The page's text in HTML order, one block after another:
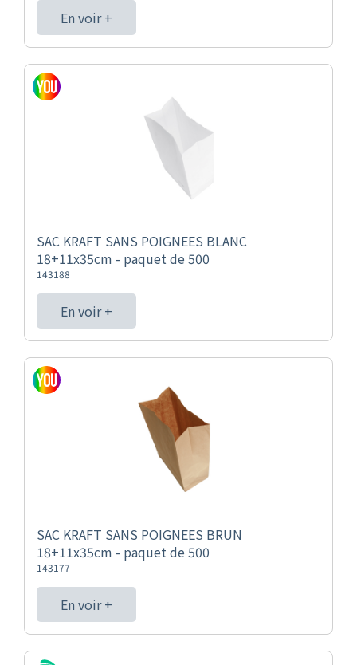
En voir +
SAC KRAFT SANS POIGNEES BLANC
18+11x35cm - paquet de 500
143188
En voir +
SAC KRAFT SANS POIGNEES BRUN
18+11x35cm - paquet de 500
143177
En voir +